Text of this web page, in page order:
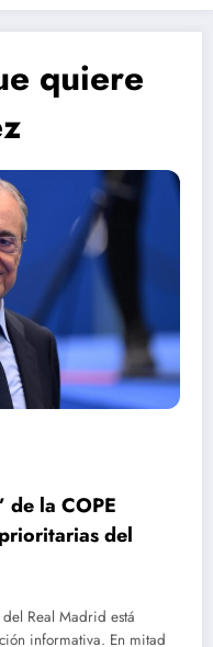
quiere
de la COPE
del
Real Madrid está
informativa. En mitad